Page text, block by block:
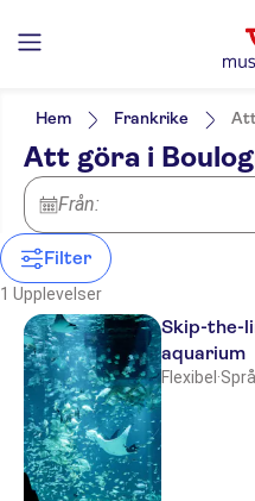
Filters
NO-PICKUP
Alternativ
Entréavgift ingår
Elektronisk biljett
Omedelbar
Skippa kön
Utflykter &
Biljetter och
Djurparker &
Språk på utflykten
French
Dutch
Hem Frankrike
Att göra i
Från:
Filter
1 Upplevelser
Skip-the-
aquarium
Flexibel ·